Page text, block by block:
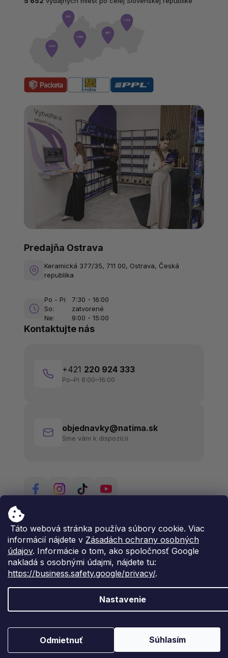
Táto webová stránka používa súbory cookie. Viac
informácií nájdete v Zásadách ochrany osobných
údajov. Informácie o tom, ako spoločnosť Google
nakladá s osobnými údajmi, nájdete tu:
https://business.safety.google/privacy/.
Nastavenie
Odmietnuť Súhlasím
Kontaktujte nás
+421 220 924 333
Po–Pi 8:00–16:00
objednavky@natima.sk
Sme vám k dispozícii
Predajňa Ostrava
Keramická 377/35, 711 00, Ostrava, Česká
republika
Po - Pi:
7:30 - 16:00
So:
zatvorené
Ne:
9:00 - 15:00
Vytvoril Shoptet Premium
. Všetky práva vyhradené.
Upraviť nastavenie cookies